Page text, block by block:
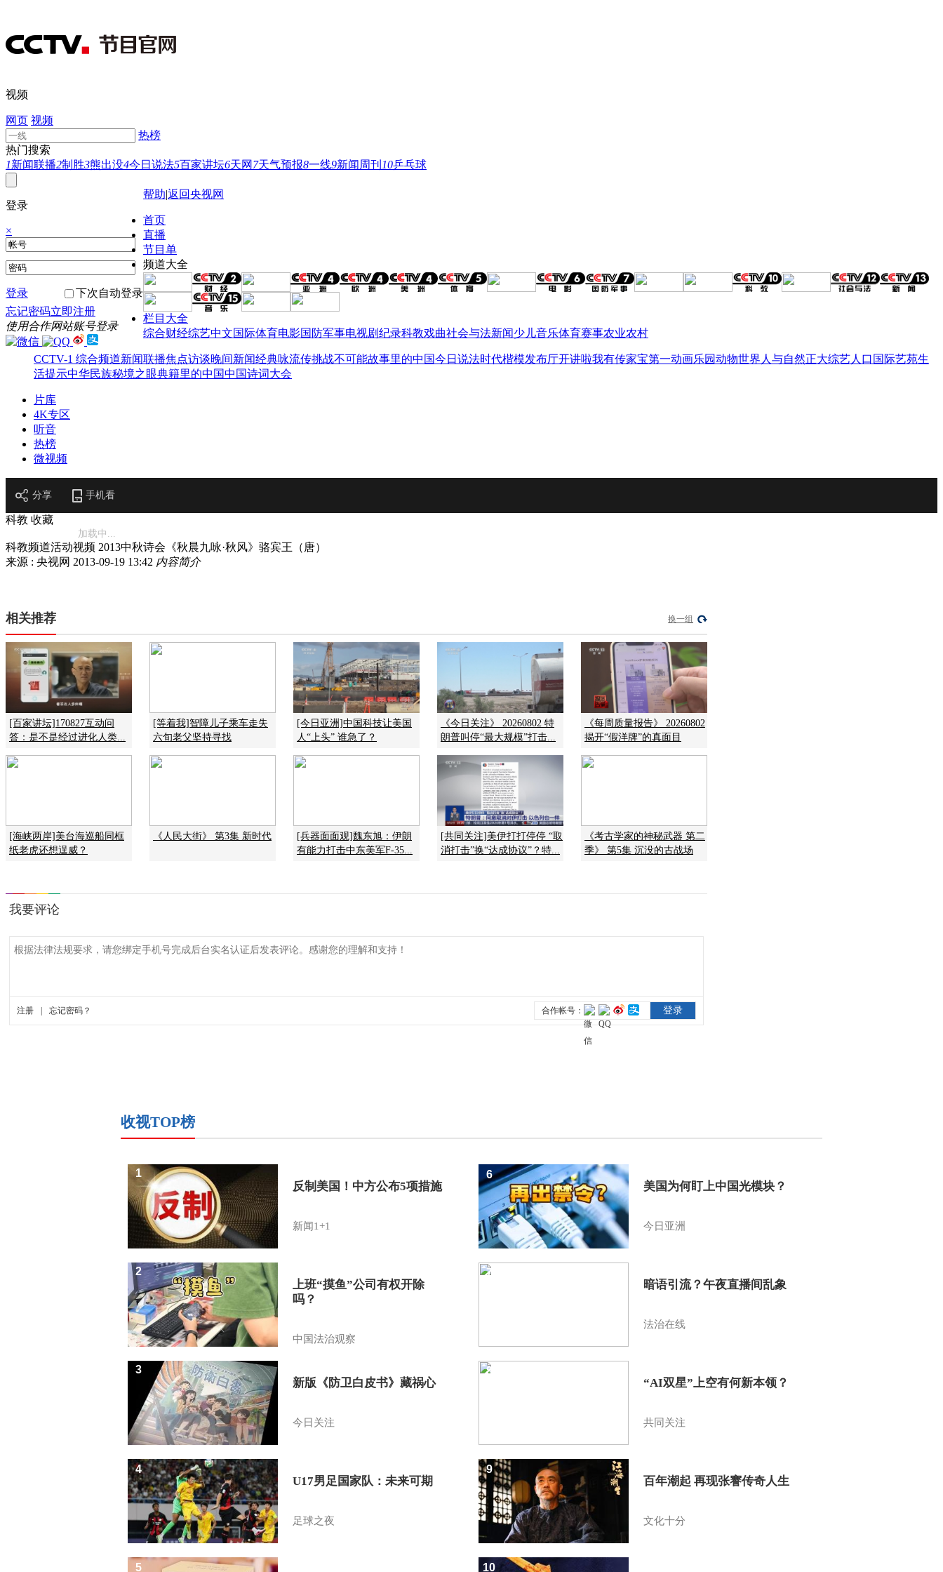
视频
网页 视频
热榜
热门搜索
1新闻联播2制胜3熊出没4今日说法5百家讲坛6天网 7天气预报8一线9新闻周刊 10乒乓球
登录
×
登录
下次自动登录
忘记密码立即注册
使用合作网站账号登录
帮助|返回央视网
首页
直播
节目单
频道大全
栏目大全
综合财经综艺中文国际体育电影国防军事电视剧纪录科教戏曲社会与法新闻少儿音乐体育赛事农业农村
CCTV-1 综合频道新闻联播焦点访谈晚间新闻经典咏流传挑战不可能故事里的中国今日说法时代楷模发布厅开讲啦我有传家宝第一动画乐园动物世界 人与自然正大综艺人口 国际艺苑生
活提示中华民族秘境之眼典籍里的中国中国诗词大会
片库
4K专区
听音
热榜
微视频
分享 手机看
科教 收藏
加载中...
科教频道活动视频 2013中秋诗会《秋晨九咏·秋风》骆宾王（唐）
来源 : 央视网 2013-09-19 13:42 内容简介
相关推荐 换一组
[百家讲坛]170827互动问
答：是不是经过进化人类...
[等着我]智障儿子乘车走失
六旬老父坚持寻找
[今日亚洲]中国科技让美国
人“上头” 谁急了？
《今日关注》 20260802 特
朗普叫停“最大规模”打击...
《每周质量报告》 20260802
揭开“假洋牌”的真面目
[海峡两岸]美台海巡船同框
纸老虎还想逞威？
《人民大街》 第3集 新时代
[兵器面面观]魏东旭：伊朗
有能力打击中东美军F-35...
[共同关注]美伊打打停停 “取
消打击”换“达成协议”？特...
《考古学家的神秘武器 第二
季》 第5集 沉没的古战场
收视TOP榜
反制美国！中方公布5项措施
新闻1+1
1
上班“摸鱼”公司有权开除
吗？
中国法治观察
2
新版《防卫白皮书》藏祸心
今日关注
3
U17男足国家队：未来可期
足球之夜
4
5
美国为何盯上中国光模块？
今日亚洲
6
暗语引流？午夜直播间乱象
法治在线
7
“AI双星”上空有何新本领？
共同关注
8
百年潮起 再现张謇传奇人生
文化十分
9
10